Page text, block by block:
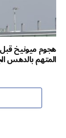
هجوم ميونيخ قبل
المتهم بالدهس